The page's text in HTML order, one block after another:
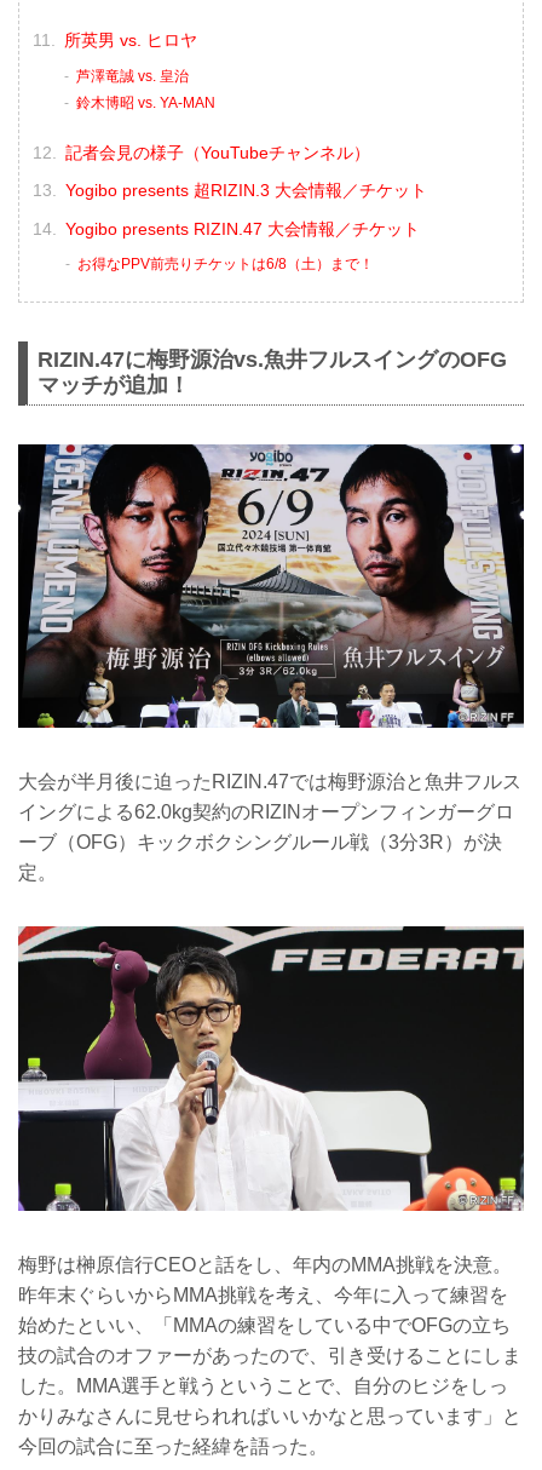
所英男 vs. ヒロヤ
芦澤竜誠 vs. 皇治
鈴木博昭 vs. YA-MAN
記者会見の様子（YouTubeチャンネル）
Yogibo presents 超RIZIN.3 大会情報／チケット
Yogibo presents RIZIN.47 大会情報／チケット
お得なPPV前売りチケットは6/8（土）まで！
RIZIN.47に梅野源治vs.魚井フルスイングのOFG
マッチが追加！
大会が半月後に迫ったRIZIN.47では梅野源治と魚井フルス
イングによる62.0kg契約のRIZINオープンフィンガーグロ
ーブ（OFG）キックボクシングルール戦（3分3R）が決
定。
梅野は榊原信行CEOと話をし、年内のMMA挑戦を決意。
昨年末ぐらいからMMA挑戦を考え、今年に入って練習を
始めたといい、「MMAの練習をしている中でOFGの立ち
技の試合のオファーがあったので、引き受けることにしま
した。MMA選手と戦うということで、自分のヒジをしっ
かりみなさんに見せられればいいかなと思っています」と
今回の試合に至った経緯を語った。